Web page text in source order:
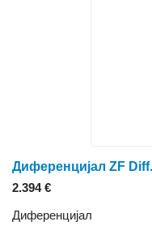
Диференцијал ZF
2.394 €
Диференцијал